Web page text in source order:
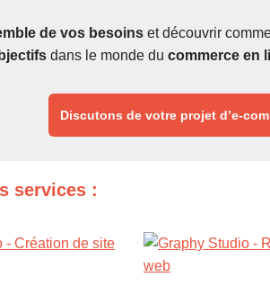
de vos besoins et découvrir
dans le monde du commerce en
Discutons de votre projet d’e-
services :